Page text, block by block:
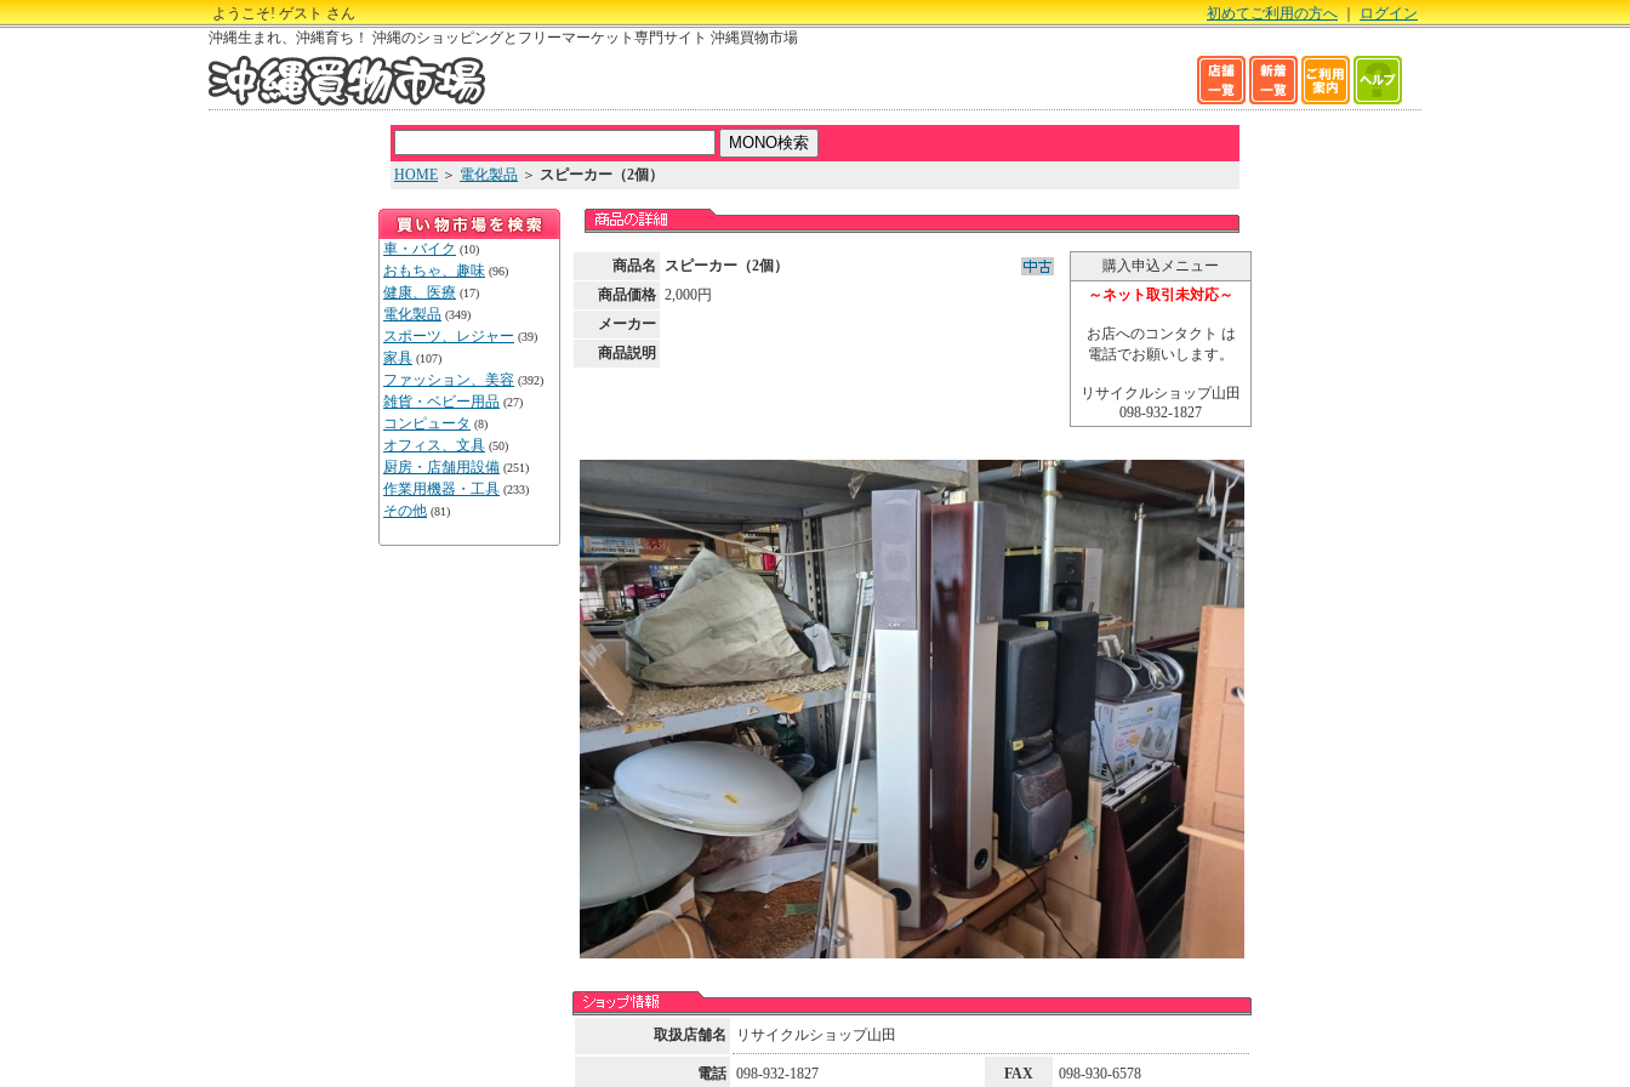
ようこそ! ゲスト さん 初めてご利用の方へ｜ログイン
沖縄生まれ、沖縄育ち！ 沖縄のショッピングとフリーマーケット専門サイト 沖縄買物市場
HOME ＞ 電化製品 ＞ スピーカー（2個）
車・バイク (10)
おもちゃ、趣味 (96)
健康、医療 (17)
電化製品 (349)
スポーツ、レジャー (39)
家具 (107)
ファッション、美容 (392)
雑貨・ベビー用品 (27)
コンピュータ (8)
オフィス、文具 (50)
厨房・店舗用設備 (251)
作業用機器・工具 (233)
その他 (81)
商品名
スピーカー（2個）
商品価格 2,000円
メーカー
商品説明
購入申込メニュー
～ネット取引未対応～
お店へのコンタクト は
電話でお願いします。
リサイクルショップ山田
098-932-1827
取扱店舗名 リサイクルショップ山田
電話 098-932-1827 FAX 098-930-6578